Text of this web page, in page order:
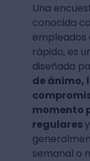
Una
conocida
empleados
rápido, es
diseñada
de ánimo,
momento
regulares
semanal o